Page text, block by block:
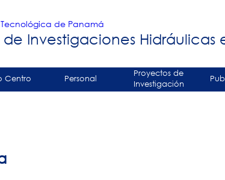
de Panamá
Investigaciones Hidráulicas
Centro Personal
Proyectos de
Investigación